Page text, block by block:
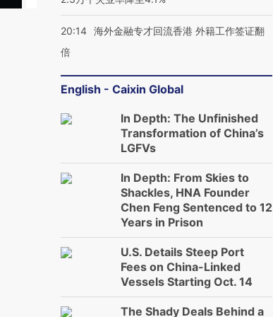
20:14 海外金融专才回流香港 外籍工作签证翻
倍
English - Caixin Global
In Depth: The Unfinished
Transformation of China’s
LGFVs
In Depth: From Skies to
Shackles, HNA Founder
Chen Feng Sentenced to 12
Years in Prison
U.S. Details Steep Port
Fees on China-Linked
Vessels Starting Oct. 14
The Shady Deals Behind a